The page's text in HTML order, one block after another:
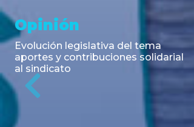
Asesoramiento y
Transacciones
Co-Emisión de Obligaciones
Negociables por US$400.000.000
de Petroquímica Comodoro
Rivadavia S.A. y Luz de Tres Picos
Previous